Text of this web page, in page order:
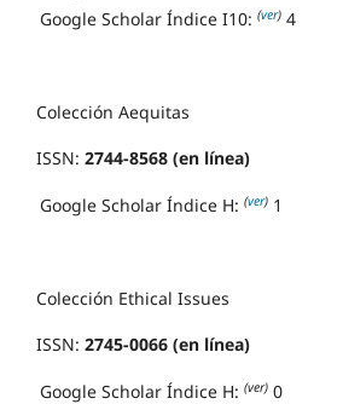
Google Scholar Índice I10: (ver) 4
Colección Aequitas
ISSN: 2744-8568 (en línea)
Google Scholar Índice H: (ver) 1
Colección Ethical Issues
ISSN: 2745-0066 (en línea)
Google Scholar Índice H: (ver) 0